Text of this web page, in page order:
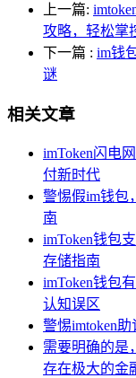
上一篇:
攻略，轻松掌
下一篇 : im钱
谜
相关文章
imToken闪电
付新时代
警惕假im钱包
南
imToken钱包
存储指南
imToken钱包
认知误区
警惕imtoken
需要明确的是
存在极大的金